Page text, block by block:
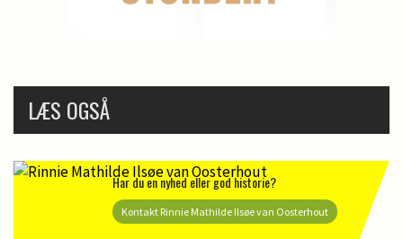
LÆS OGSÅ
Har du en nyhed eller god historie?
Kontakt Rinnie Mathilde Ilsøe van Oosterhout